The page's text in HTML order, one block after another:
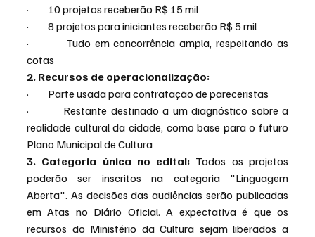
·         10 projetos receberão R$ 15 mil
·         8 projetos para iniciantes receberão R$ 5 mil
·         Tudo em concorrência ampla, respeitando as
cotas
2. Recursos de operacionalização:
·         Parte usada para contratação de pareceristas
·         Restante destinado a um diagnóstico sobre a
realidade cultural da cidade, como base para o futuro
Plano Municipal de Cultura
3. Categoria única no edital: Todos os projetos
poderão ser inscritos na categoria "Linguagem
Aberta". As decisões das audiências serão publicadas
em Atas no Diário Oficial. A expectativa é que os
recursos do Ministério da Cultura sejam liberados a